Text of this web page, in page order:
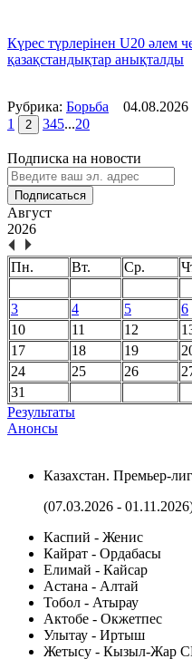
Күрес түрлерінен U20 әлем
қазақстандықтар анықталды
Рубрика: Борьба 04.08.2026
1
2 345...20
Подписка на новости
Подписаться
Август
2026
Пн. Вт. Ср.
3
4 5 6
10
11 12
17
18 19
24
25 26
31
Результаты
Анонсы
Казахстан. Премьер-
(07.03.2026 -
Каспий - Женис
Кайрат - Ордабасы
Елимай - Кайсар
Астана - Алтай
Тобол - Атырау
Актобе - Окжетпес
Улытау - Иртыш
Жетысу - Кызыл-Жар